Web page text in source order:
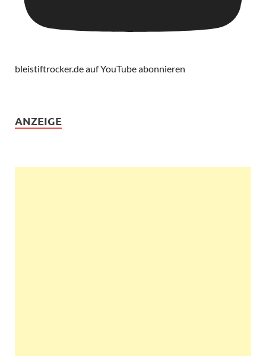
bleistiftrocker.de auf YouTube abonnieren
ANZEIGE